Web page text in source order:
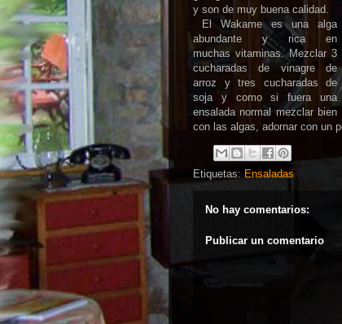
y son de muy buena calidad.
El Wakame es una alga
abundante y rica en
muchas vitaminas. Mezclar 3
cucharadas de vinagre de
arroz y tres cucharadas de
soja y como si fuera una
ensalada normal mezclar bien
con las algas, adornar con un
Etiquetas: Ensaladas
No hay comentarios:
Publicar un comentario